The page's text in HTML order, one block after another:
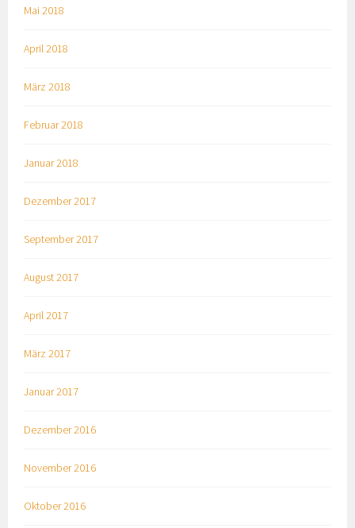
Mai 2018
April 2018
März 2018
Februar 2018
Januar 2018
Dezember 2017
September 2017
August 2017
April 2017
März 2017
Januar 2017
Dezember 2016
November 2016
Oktober 2016